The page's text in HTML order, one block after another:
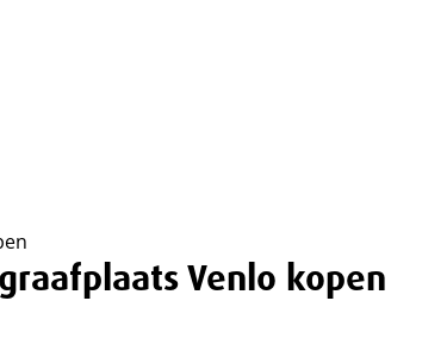
Venlo kopen